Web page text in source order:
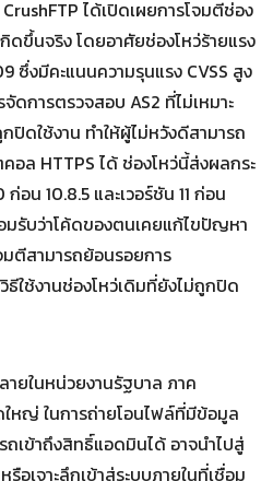
Search
ได้เปิดเผยการโจมตีช่อง
ขึ้นจริง โดยอาศัยช่องโหว่ร้ายแรง
ซึ่งมีคะแนนความรุนแรง CVSS สูง
ดการตรวจสอบ AS2 ที่ไม่เหมาะ
ปิดใช้งาน ทำให้ผู้ไม่หวังดีสามารถ
อล HTTPS ได้ ช่องโหว่นี้ส่งผลกระ
อน 10.8.5 และเวอร์ชัน 11 ก่อน
มรับว่าโค้ดของตนเคยแก้ไขปัญหา
ตีสามารถย้อนรอยการ
ใช้งานช่องโหว่เดิมที่ยังไม่ถูกปิด
ายในหน่วยงานรัฐบาล ภาค
หญ่ ในการถ่ายโอนไฟล์ที่มีข้อมูล
เข้าถึงสิทธิ์แอดมินได้ อาจนำไปสู่
เจาะลึกเข้าสู่ระบบภายในที่เชื่อม